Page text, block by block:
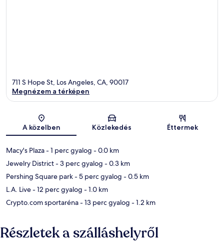
Térkép
711 S Hope St, Los Angeles, CA, 90017
Megnézem a térképen
A közelben Közlekedés Éttermek
Macy's Plaza- 1 perc gyalog - 0.0 km
Jewelry District- 3 perc gyalog - 0.3 km
Pershing Square park- 5 perc gyalog - 0.5 km
L.A. Live- 12 perc gyalog - 1.0 km
Crypto.com sportaréna- 13 perc gyalog - 1.2 km
Részletek a szálláshelyről